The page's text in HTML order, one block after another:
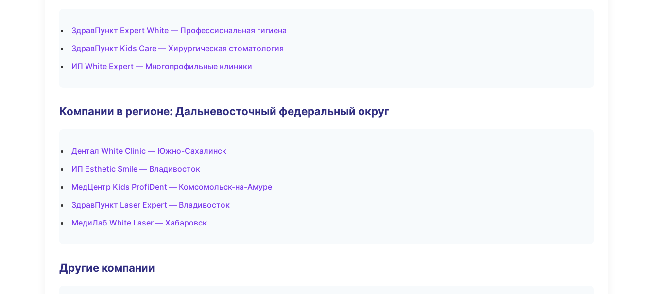
ЗдравПункт Expert White — Профессиональная гигиена
ЗдравПункт Kids Care — Хирургическая стоматология
ИП White Expert — Многопрофильные клиники
Компании в регионе: Дальневосточный федеральный округ
Дентал White Clinic — Южно-Сахалинск
ИП Esthetic Smile — Владивосток
МедЦентр Kids ProfiDent — Комсомольск-на-Амуре
ЗдравПункт Laser Expert — Владивосток
МедиЛаб White Laser — Хабаровск
Другие компании